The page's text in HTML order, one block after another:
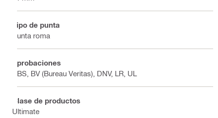
Tipo de punta
Punta roma
Aprobaciones
ABS, BV (Bureau Veritas), DNV, LR, UL
Clase de productos
Ultimate